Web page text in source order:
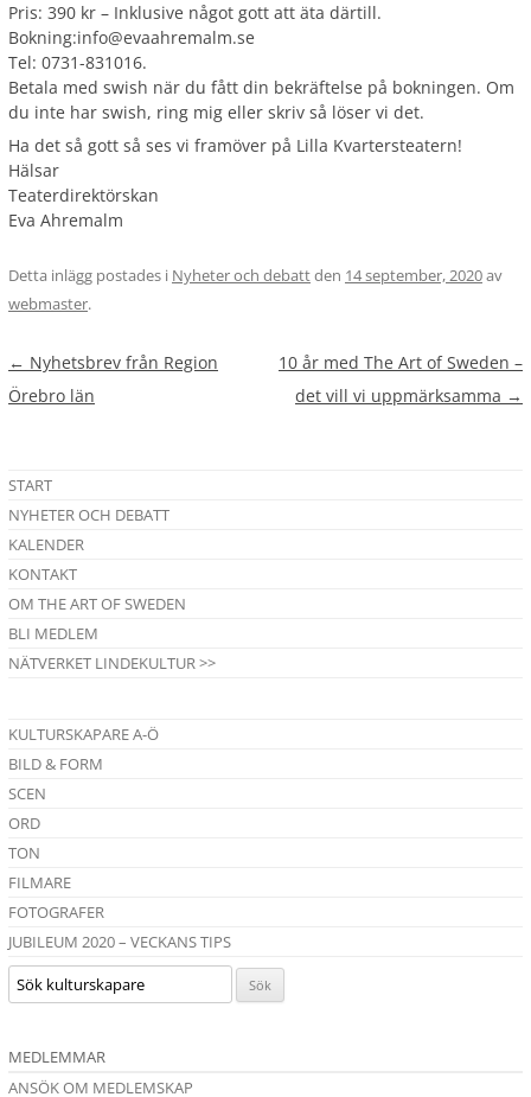
Pris: 390 kr – Inklusive något gott att äta därtill.
Bokning:info@evaahremalm.se
Tel: 0731-831016.
Betala med swish när du fått din bekräftelse på bokningen. Om
du inte har swish, ring mig eller skriv så löser vi det.
Ha det så gott så ses vi framöver på Lilla Kvartersteatern!
Hälsar
Teaterdirektörskan
Eva Ahremalm
Detta inlägg postades i Nyheter och debattden 14 september, 2020av
webmaster.
Inläggsnavigering
← Nyhetsbrev från Region
Örebro län
10 år med The Art of Sweden –
det vill vi uppmärksamma →
START
NYHETER OCH DEBATT
KALENDER
KONTAKT
OM THE ART OF SWEDEN
BLI MEDLEM
NÄTVERKET LINDEKULTUR >>
KULTURSKAPARE A-Ö
BILD & FORM
SCEN
ORD
TON
FILMARE
FOTOGRAFER
JUBILEUM 2020 – VECKANS TIPS
MEDLEMMAR
ANSÖK OM MEDLEMSKAP